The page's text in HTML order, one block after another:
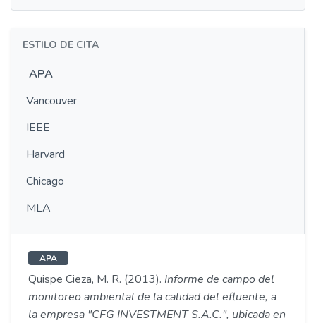
ESTILO DE CITA
APA
Vancouver
IEEE
Harvard
Chicago
MLA
APA
Quispe Cieza, M. R. (2013). Informe de campo del
monitoreo ambiental de la calidad del efluente, a
la empresa "CFG INVESTMENT S.A.C.", ubicada en